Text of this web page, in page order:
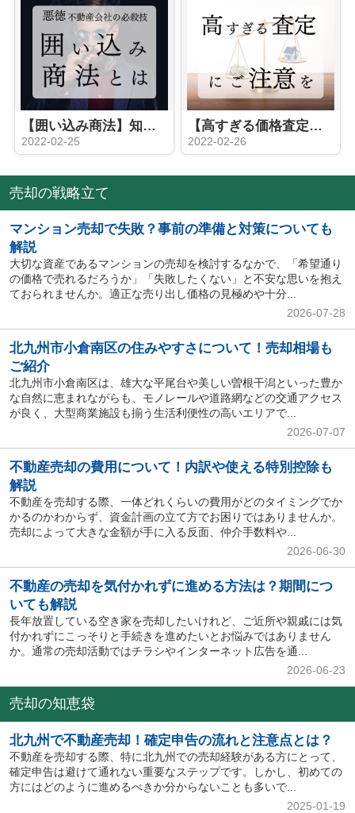
【囲い込み商法】知っておくべき業界の闇①【北九州市の不動産会社を知る】
2022-02-25
【高すぎる価格査定】知っておくべき業界の闇②【北九州市の不動産会社を知る】
2022-02-26
売却の戦略立て
マンション売却で失敗？事前の準備と対策についても
解説
大切な資産であるマンションの売却を検討するなかで、「希望通り
の価格で売れるだろうか」「失敗したくない」と不安な思いを抱え
ておられませんか。適正な売り出し価格の見極めや十分...
2026-07-28
北九州市小倉南区の住みやすさについて！売却相場も
ご紹介
北九州市小倉南区は、雄大な平尾台や美しい曽根干潟といった豊か
な自然に恵まれながらも、モノレールや道路網などの交通アクセス
が良く、大型商業施設も揃う生活利便性の高いエリアで...
2026-07-07
不動産売却の費用について！内訳や使える特別控除も
解説
不動産を売却する際、一体どれくらいの費用がどのタイミングでか
かるのかわからず、資金計画の立て方でお困りではありませんか。
売却によって大きな金額が手に入る反面、仲介手数料や...
2026-06-30
不動産の売却を気付かれずに進める方法は？期間につ
いても解説
長年放置している空き家を売却したいけれど、ご近所や親戚には気
付かれずにこっそりと手続きを進めたいとお悩みではありません
か。通常の売却活動ではチラシやインターネット広告を通...
2026-06-23
売却の知恵袋
北九州で不動産売却！確定申告の流れと注意点とは？
不動産を売却する際、特に北九州での売却経験がある方にとって、
確定申告は避けて通れない重要なステップです。しかし、初めての
方にはどのように進めるべきか分からないことも多いで...
2025-01-19